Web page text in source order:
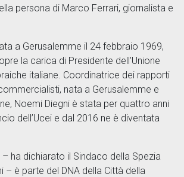
persona di Marco Ferrari, giornalista e
a Gerusalemme il 24 febbraio 1969,
la carica di Presidente dell’Unione
italiane. Coordinatrice dei rapporti
nata a Gerusalemme e
Noemi Diegni è stata per quattro anni
dell’Ucei e dal 2016 ne è diventata
– ha dichiarato il Sindaco della Spezia
– è parte del DNA della Città della